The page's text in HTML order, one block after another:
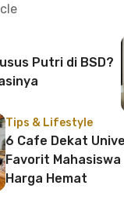
Putri di BSD?
Tips & Lifestyle
6 Cafe Dekat
Favorit Mahasiswa
Harga Hemat